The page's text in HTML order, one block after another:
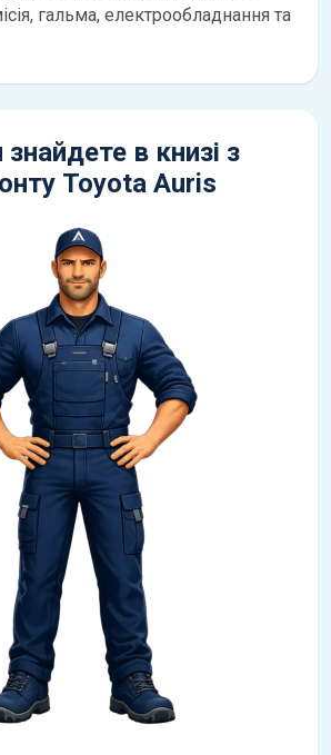
гальма, електрообладнання та
в книзі з
Toyota Auris